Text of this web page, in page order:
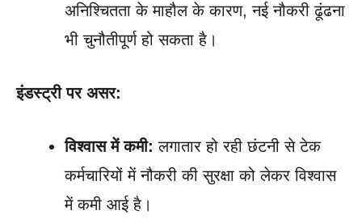
अनिश्चितता के माहौल के कारण, नई नौकरी ढूंढना
भी चुनौतीपूर्ण हो सकता है।
इंडस्ट्री पर असर:
विश्वास में कमी: लगातार हो रही छंटनी से टेक
कर्मचारियों में नौकरी की सुरक्षा को लेकर विश्वास
में कमी आई है।